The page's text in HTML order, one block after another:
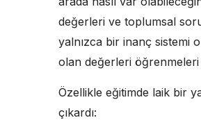
değerleri ve toplumsal
yalnızca bir inanç sistemi
olan değerleri öğrenmeleri
Özellikle eğitimde laik bir
çıkardı: